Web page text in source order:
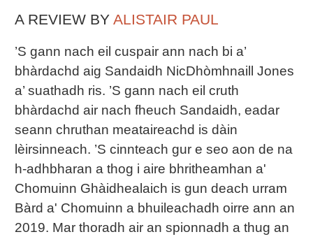
A REVIEW BY ALISTAIR PAUL
’S gann nach eil cuspair ann nach bi a’
bhàrdachd aig Sandaidh NicDhòmhnaill Jones
a’ suathadh ris. ’S gann nach eil cruth
bhàrdachd air nach fheuch Sandaidh, eadar
seann chruthan meataireachd is dàin
lèirsinneach. ’S cinnteach gur e seo aon de na
h-adhbharan a thog i aire bhritheamhan a'
Chomuinn Ghàidhealaich is gun deach urram
Bàrd a' Chomuinn a bhuileachadh oirre ann an
2019. Mar thoradh air an spionnadh a thug an